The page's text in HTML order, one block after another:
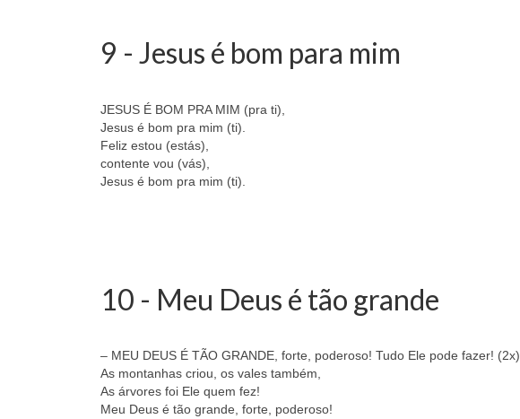
9 - Jesus é bom para mim
JESUS É BOM PRA MIM (pra ti),
Jesus é bom pra mim (ti).
Feliz estou (estás),
contente vou (vás),
Jesus é bom pra mim (ti).
10 - Meu Deus é tão grande
– MEU DEUS É TÃO GRANDE, forte, poderoso! Tudo Ele pode fazer! (2x)
As montanhas criou, os vales também,
As árvores foi Ele quem fez!
Meu Deus é tão grande, forte, poderoso!